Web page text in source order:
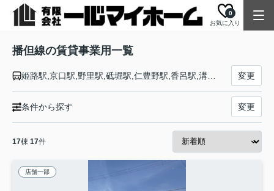
お気に入り
0
播但線の賃貸事業用一覧
変更
条件から探す 変更
17棟 17件
店舗一部